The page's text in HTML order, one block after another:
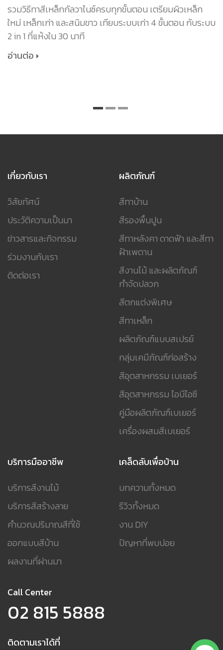
รวมวิธีทาสีเหล็กกัลวาไนซ์ครบทุกขั้นตอน เตรียมผิวเหล็ก
ใหม่ เหล็กเก่า และสนิมขาว เทียบระบบเก่า 4 ขั้นตอน กับระบบ
2 in 1 ที่แห้งใน 30 นาที
อ่านต่อ
เกี่ยวกับเรา
วิสัยทัศน์
ประวัติความเป็นมา
ข่าวสารและกิจกรรม
ร่วมงานกับเรา
ติดต่อเรา
ผลิตภัณฑ์
สีทาบ้าน
สีรองพื้นปูน
สีทาหลังคา ดาดฟ้า และสีทา
ฝ้าเพดาน
สีงานไม้ และผลิตภัณฑ์
กำจัดปลวก
สีตกแต่งพิเศษ
สีทาเหล็ก
ผลิตภัณฑ์แบบสเปรย์
กลุ่มเคมีภัณฑ์ก่อสร้าง
สีอุตสาหกรรม เบเยอร์
สีอุตสาหกรรม ไอบีไอซี
คู่มือผลิตภัณฑ์เบเยอร์
เครื่องผสมสีเบเยอร์
บริการมืออาชีพ
บริการสีงานไม้
บริการสีสร้างลาย
คำนวณปริมาณสีที่ใช้
ออกแบบสีบ้าน
ผลงานที่ผ่านมา
เคล็ดลับเพื่อบ้าน
บทความทั้งหมด
รีวิวทั้งหมด
งาน DIY
ปัญหาที่พบบ่อย
Call Center
02 815 5888
ติดตามเราได้ที่